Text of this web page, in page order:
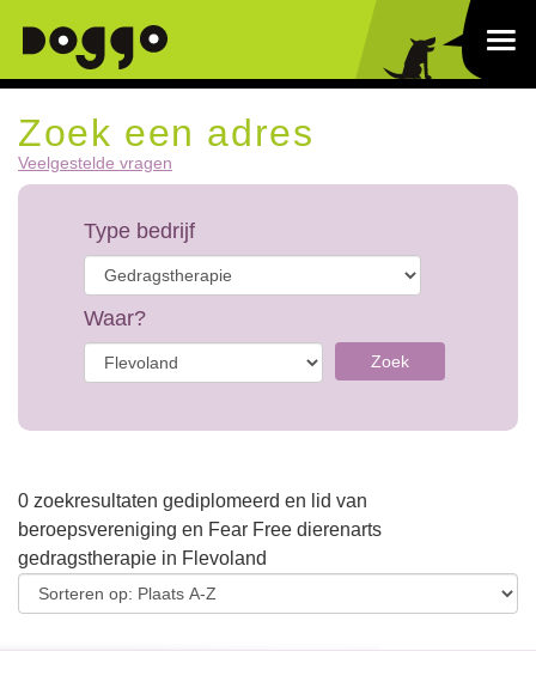
Zoek een adres
Veelgestelde vragen
Type bedrijf
Waar?
Zoek
0 zoekresultaten gediplomeerd en lid van
beroepsvereniging en Fear Free dierenarts
gedragstherapie in Flevoland